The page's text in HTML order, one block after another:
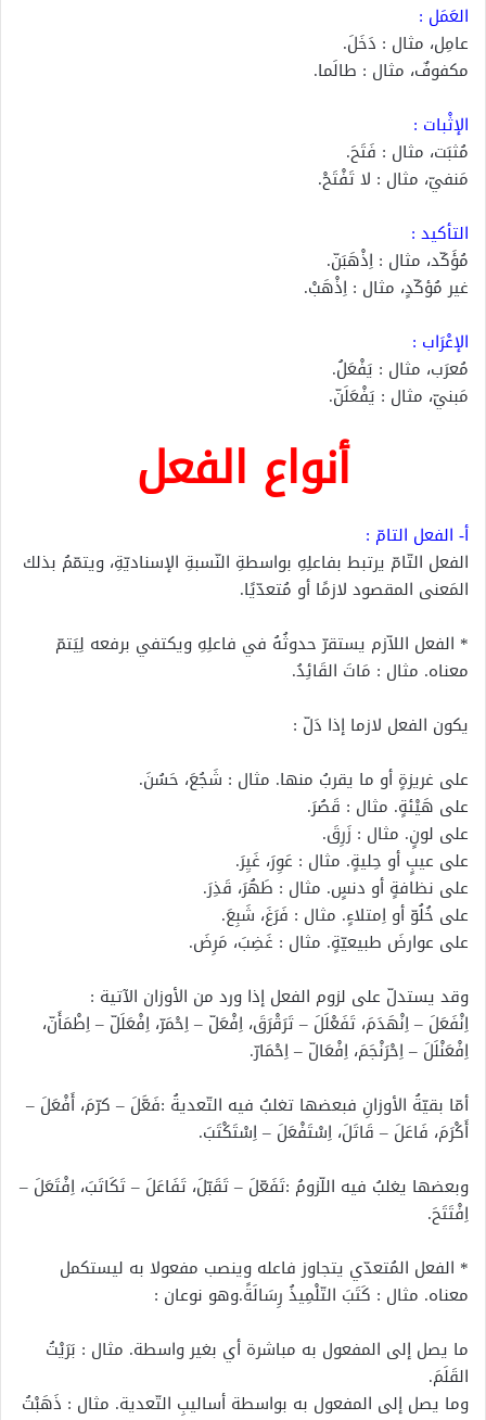
العَمَل :
عامِل، مثال : دَخَلَ.
مكفوفٌ، مثال : طالَما.
الإثْبات :
مُثبَت، مثال : فَتَحَ.
مَنفيّ، مثال : لا تَفْتَحْ.
التأكيد :
مُؤَكّد، مثال : اِذْهَبَنّ.
غير مُؤكّدٍ، مثال : اِذْهَبْ.
الإعْرَاب :
مُعرَب، مثال : يَفْعَلُ.
مَبنيّ، مثال : يَفْعَلَنّ.
أنواع الفعل
‌أ- الفعل التامّ :
الفعل التّامّ يرتبط بفاعلِهِ بواسطةِ النّسبةِ الإسناديّةِ، ويتمّمُ بذلك
المَعنى المقصود لازمًا أو مُتعدّيًا.
* الفعل اللاّزم يستقرّ حدوثُهُ في فاعلِهِ ويكتفي برفعه لِيَتمّ
معناه. مثال : مَاتَ القَائِدُ.
يكون الفعل لازما إذا دَلّ :
على غريزةٍ أو ما يقربُ منها. مثال : شَجُعَ، حَسُنَ.
على هَيْئةٍ. مثال : قَصُرَ.
على لونٍ. مثال : زَرِقَ.
على عيبٍ أو حِليةٍ. مثال : عَوِرَ، غَيِرَ.
على نظافةٍ أو دنسٍ. مثال : طَهُرَ، قَذِرَ.
على خُلُوّ أو اِمتلاءٍ. مثال : فَرَغَ، شَبِعَ.
على عوارضَ طبيعيّةٍ. مثال : غَضِبَ، مَرِضَ.
وقد يستدلّ على لزوم الفعل إذا ورد من الأوزان الآتية :
اِنْفَعَلَ – اِنْهَدَمَ، تَفَعْلَلَ – تَرَقْرَقَ، اِفْعَلّ – اِحْمَرّ، اِفْعَلَلّ – اِطْمَأَنّ،
اِفْعَنْلَلَ – اِحْرَنْجَمَ، اِفْعَالّ – اِحْمَارّ.
أمّا بقيّةُ الأوزانِ فبعضها تغلبُ فيه التّعديةُ :فَعَّلَ – كرّمَ، أَفْعَلَ –
أَكْرَمَ، فَاعَلَ – قَاتَلَ، اِسْتَفْعَلَ – اِسْتَكْتَبَ.
وبعضها يغلبُ فيه اللّزومُ :تَفَعّلَ – تَقَبّلَ، تَفَاعَلَ – تَكَاتَبَ، اِفْتَعَلَ –
اِفْتَتَحَ.
* الفعل المُتعدّي يتجاوز فاعله وينصب مفعولا به ليستكمل
معناه. مثال : كَتَبَ التّلْمِيذُ رِسَالَةً.وهو نوعان :
ما يصل إلى المفعول به مباشرة أي بغير واسطة. مثال : بَرَيْتُ
القَلَمَ.
وما يصل إلى المفعول به بواسطة أساليبِ التّعدية. مثال : ذَهَبْتُ